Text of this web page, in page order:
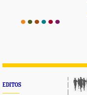
EDITOS